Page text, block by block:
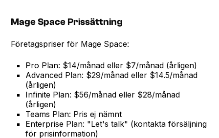
Mage Space Prissättning
Företagspriser för Mage Space:
Pro Plan: $14/månad eller $7/månad (årligen)
Advanced Plan: $29/månad eller $14.5/månad
(årligen)
Infinite Plan: $56/månad eller $28/månad
(årligen)
Teams Plan: Pris ej nämnt
Enterprise Plan: "Let's talk" (kontakta försäljning
för prisinformation)